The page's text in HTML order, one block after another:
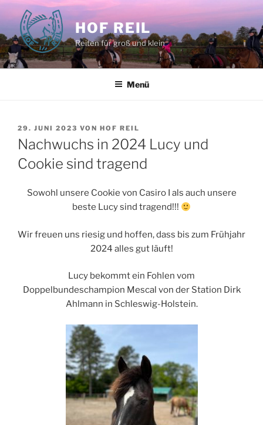
Zum
Inhalt
springen
HOF REIL
Reiten für groß und klein
Menü
VERÖFFENTLICHT
AM
29. JUNI 2023 VON HOF REIL
Nachwuchs in 2024 Lucy und
Cookie sind tragend
Sowohl unsere Cookie von Casiro I als auch unsere
beste Lucy sind tragend!!!
Wir freuen uns riesig und hoffen, dass bis zum Frühjahr
2024 alles gut läuft!
Lucy bekommt ein Fohlen vom
Doppelbundeschampion Mescal von der Station Dirk
Ahlmann in Schleswig-Holstein.